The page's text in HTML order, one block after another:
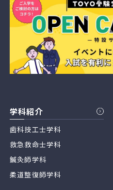
学科紹介
歯科技工士学科
救急救命士学科
鍼灸師学科
柔道整復師学科